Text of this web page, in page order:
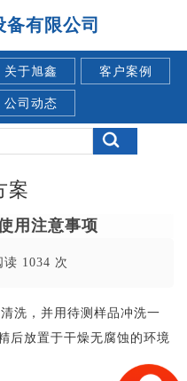
有限公司
关于旭鑫 客户案例
公司动态
案
用注意事项
读 1034 次
洗，并用待测样品冲洗一
后放置于干燥无腐蚀的环境